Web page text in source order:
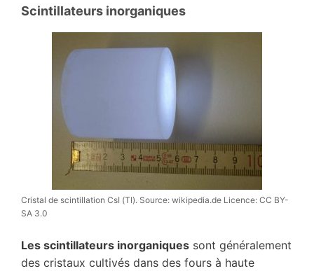
Scintillateurs inorganiques
Cristal de scintillation CsI (Tl). Source: wikipedia.de Licence: CC BY-
SA 3.0
Les scintillateurs inorganiques sont généralement
des cristaux cultivés dans des fours à haute